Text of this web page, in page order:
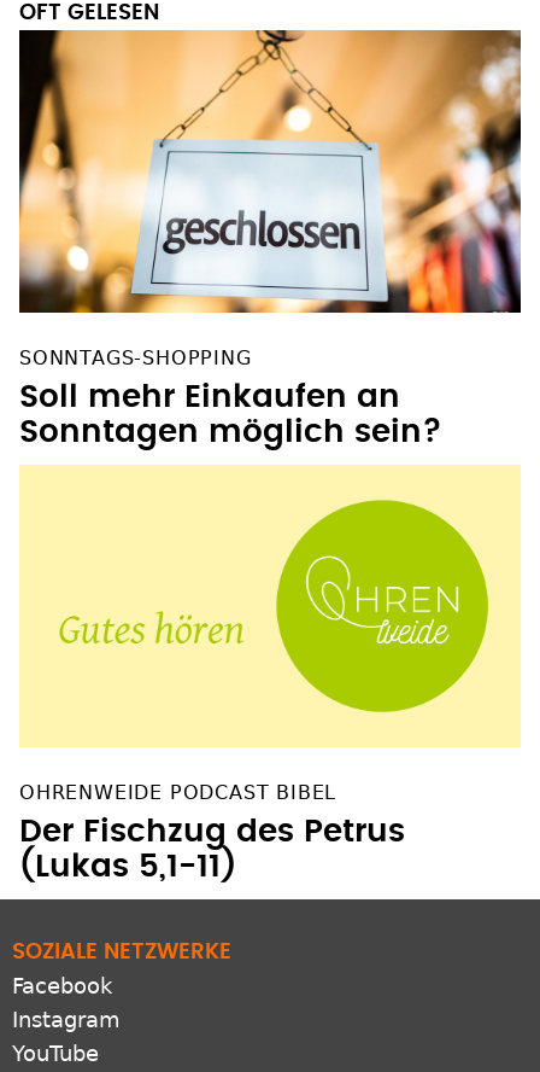
OFT GELESEN
SONNTAGS-SHOPPING
Soll mehr Einkaufen an
Sonntagen möglich sein?
OHRENWEIDE PODCAST BIBEL
Der Fischzug des Petrus
(Lukas 5,1-11)
SOZIALE NETZWERKE
Facebook
Instagram
YouTube